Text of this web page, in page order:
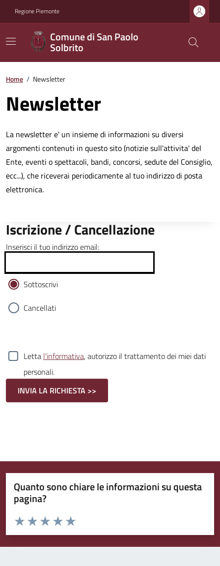
Regione Piemonte
Comune di San Paolo
Solbrito
Home / Newsletter
Newsletter
La newsletter e' un insieme di informazioni su diversi
argomenti contenuti in questo sito (notizie sull'attivita' del
Ente, eventi o spettacoli, bandi, concorsi, sedute del Consiglio,
ecc...), che riceverai periodicamente al tuo indirizzo di posta
elettronica.
Iscrizione / Cancellazione
Inserisci il tuo indirizzo email:
Sottoscrivi
Cancellati
Letta l'informativa, autorizzo il trattamento dei miei dati
personali.
Quanto sono chiare le informazioni su questa
pagina?
Valuta da 1 a 5 stelle la pagina
Valuta 5 stelle su 5
Valuta 4 stelle su 5
Valuta 3 stelle su 5
Valuta 2 stelle su 5
Valuta 1 stelle su 5